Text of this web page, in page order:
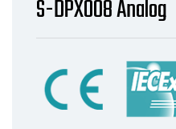
S-DPX008 Analog